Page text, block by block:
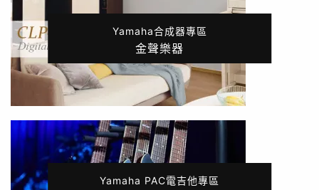
Yamaha合成器專區
金聲樂器
Yamaha PAC電吉他專區